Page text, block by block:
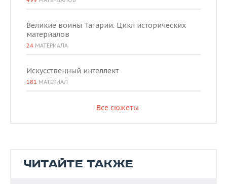
Великие воины Татарии. Цикл исторических
материалов
24 МАТЕРИАЛА
Искусственный интеллект
181 МАТЕРИАЛ
Все сюжеты
ЧИТАЙТЕ ТАКЖЕ